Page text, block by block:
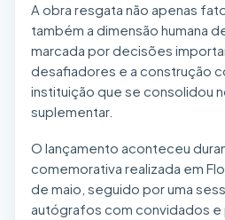
A obra resgata não apenas
também a dimensão humana
marcada por decisões
desafiadores e a construção
instituição que se consolidou
suplementar.
O lançamento aconteceu
comemorativa realizada em
de maio, seguido por uma
autógrafos com convidados